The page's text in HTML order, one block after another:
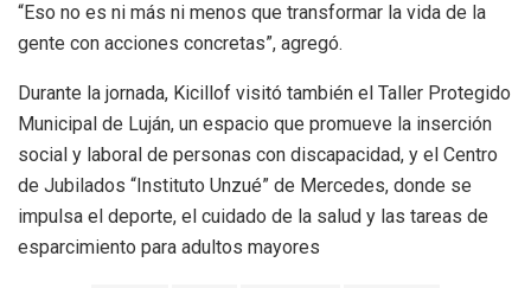
“Eso no es ni más ni menos que transformar la vida de la
gente con acciones concretas”, agregó.
Durante la jornada, Kicillof visitó también el Taller Protegido
Municipal de Luján, un espacio que promueve la inserción
social y laboral de personas con discapacidad, y el Centro
de Jubilados “Instituto Unzué” de Mercedes, donde se
impulsa el deporte, el cuidado de la salud y las tareas de
esparcimiento para adultos mayores